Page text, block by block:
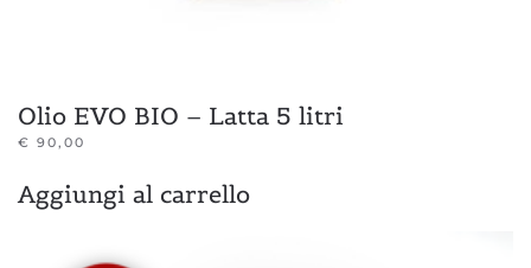
Olio EVO BIO – Latta 5 litri
€ 90,00
Aggiungi al carrello